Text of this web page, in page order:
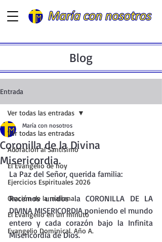
Blog
Entrada
Ver todas las entradas
Adoración al Santísimo
El Evangelio de hoy
Ejercicios Espirituales 2026
Oración de la mañana
El Evangelio en un minuto
Evangelio Dominical. Año A.
Ver todas las entradas
Coronilla de la Divina
Misericordia.
María con nosotros
La Paz del Señor, querida familia:
Recemos unidos la CORONILLA DE LA
DIVINA MISERICORDIA poniendo el mundo
entero y cada corazón bajo la Infinita
Misericordia de Dios.